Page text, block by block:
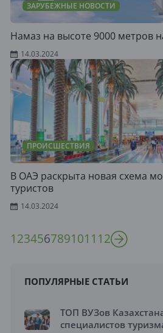
ЗАРУБЕЖНЫЕ НОВОСТИ
Намаз на высоте 9000 метров
14.03.2024
ПРОИСШЕСТВИЯ
В ОАЭ раскрыта новая схема
туристов
14.03.2024
1234567891011 12
ПОПУЛЯРНЫЕ СТАТЬИ
ТОП ВУЗов
специалистов